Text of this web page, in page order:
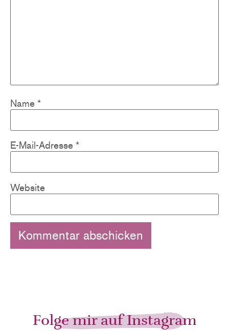
Name *
E-Mail-Adresse *
Website
Folge mir auf Instagram